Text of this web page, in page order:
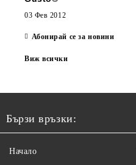
03 Фев 2012
Абонирай се за новини
Виж всички
Бързи връзки:
Начало